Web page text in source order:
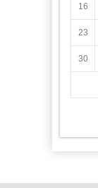
16
23
30